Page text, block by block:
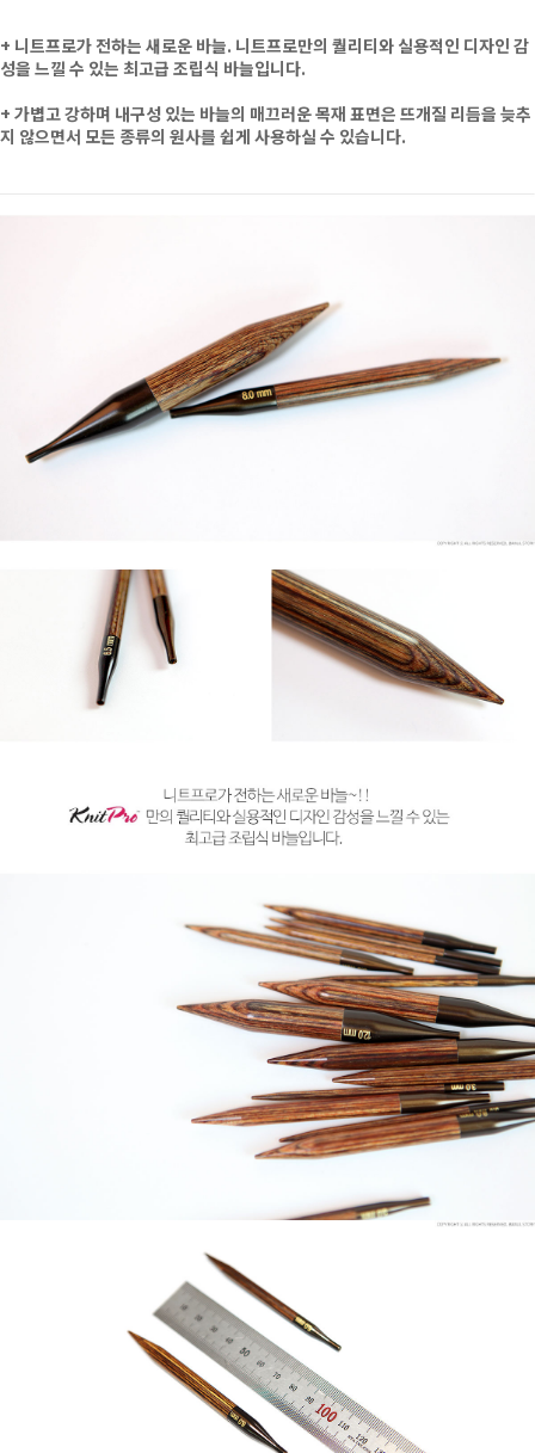
+ 니트프로가 전하는 새로운 바늘. 니트프로만의 퀄리티와 실용적인 디자인 감
성을 느낄 수 있는 최고급 조립식 바늘입니다.
+ 가볍고 강하며 내구성 있는 바늘의 매끄러운 목재 표면은 뜨개질 리듬을 늦추
지 않으면서 모든 종류의 원사를 쉽게 사용하실 수 있습니다.